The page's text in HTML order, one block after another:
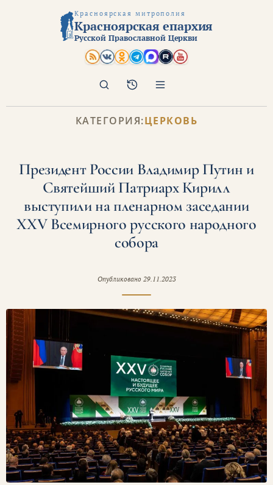
Красноярская митрополия
Красноярская епархия
Русской Православной Церкви
Архив
Поиск
КАТЕГОРИЯ:ЦЕРКОВЬ
Президент России Владимир Путин и
Святейший Патриарх Кирилл
выступили на пленарном заседании
XXV Всемирного русского народного
собора
Опубликовано 29.11.2023